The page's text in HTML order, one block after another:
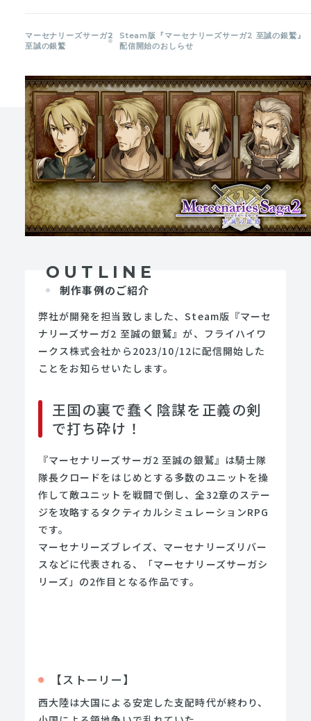
マーセナリーズサーガ2
至誠の銀鷲
Steam版『マーセナリーズサーガ2 至誠の銀鷲』
配信開始のおしらせ
OUTLINE
制作事例のご紹介
弊社が開発を担当致しました、Steam版『マーセ
ナリーズサーガ2 至誠の銀鷲』が、フライハイワ
ークス株式会社から2023/10/12に配信開始した
ことをお知らせいたします。
王国の裏で蠢く陰謀を正義の剣
で打ち砕け！
『マーセナリーズサーガ2 至誠の銀鷲』は騎士隊
隊長クロードをはじめとする多数のユニットを操
作して敵ユニットを戦闘で倒し、全32章のステー
ジを攻略するタクティカルシミュレーションRPG
です。
マーセナリーズブレイズ、マーセナリーズリバー
スなどに代表される、「マーセナリーズサーガシ
リーズ」の2作目となる作品です。
【ストーリー】
西大陸は大国による安定した支配時代が終わり、